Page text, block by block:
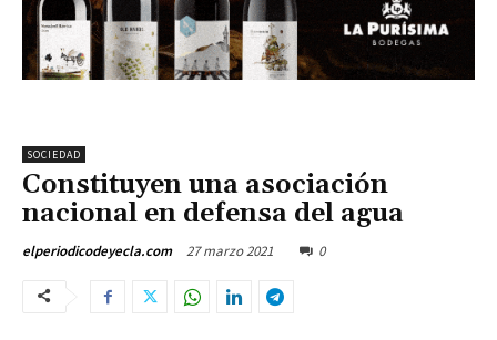
SOCIEDAD
Constituyen una asociación
nacional en defensa del agua
elperiodicodeyecla.com 27 marzo 2021 0